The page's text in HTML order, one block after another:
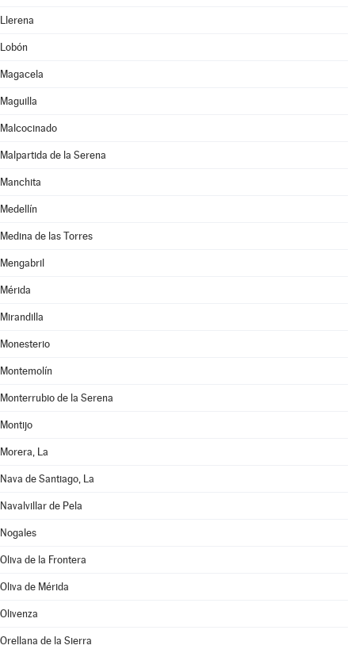
Llerena
Lobón
Magacela
Maguilla
Malcocinado
Malpartida de la Serena
Manchita
Medellín
Medina de las Torres
Mengabril
Mérida
Mirandilla
Monesterio
Montemolín
Monterrubio de la Serena
Montijo
Morera, La
Nava de Santiago, La
Navalvillar de Pela
Nogales
Oliva de la Frontera
Oliva de Mérida
Olivenza
Orellana de la Sierra